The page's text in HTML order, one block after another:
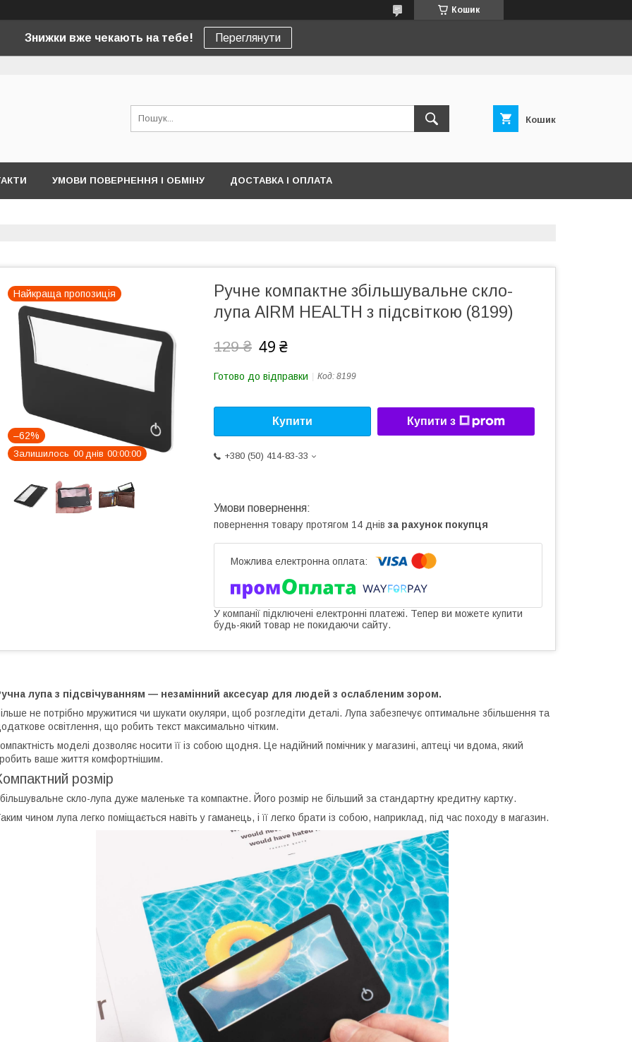
Кошик
Знижки вже чекають на тебе! Переглянути
Кошик
УМОВИ ПОВЕРНЕННЯ І ОБМІНУ ДОСТАВКА І ОПЛАТА
Найкраща пропозиція
–62%
Залишилось 00 днів 00 00 00
Ручне компактне збільшувальне скло-
лупа AIRM HEALTH з підсвіткою (8199)
129 ₴ 49 ₴
Готово до відправки Код: 8199
Купити Купити з
+380 (50) 414-83-33
повернення товару протягом 14 днів за рахунок покупця
У компанії підключені електронні платежі. Тепер ви можете купити
будь-який товар не покидаючи сайту.
лупа з підсвічуванням — незамінний аксесуар для людей з ослабленим зором.
не потрібно мружитися чи шукати окуляри, щоб розгледіти деталі. Лупа забезпечує оптимальне збільшення та
освітлення, що робить текст максимально чітким.
моделі дозволяє носити її із собою щодня. Це надійний помічник у магазині, аптеці чи вдома, який
ваше життя комфортнішим.
розмір
скло-лупа дуже маленьке та компактне. Його розмір не більший за стандартну кредитну картку.
чином лупа легко поміщається навіть у гаманець, і її легко брати із собою, наприклад, під час походу в магазин.